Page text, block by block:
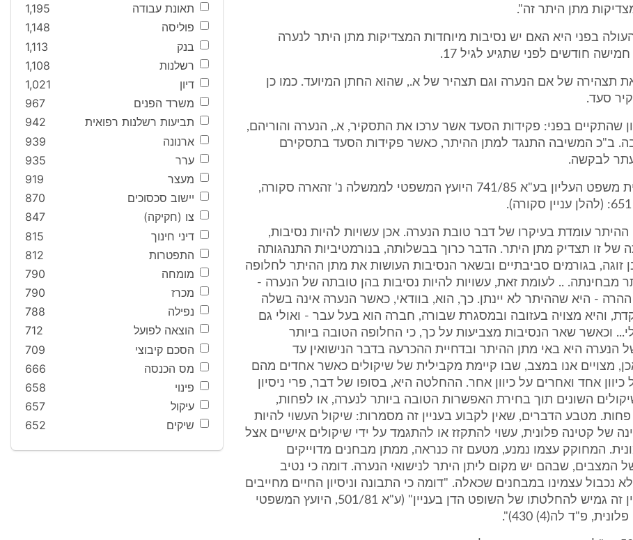
מתן היתר זה".
בפני היא האם יש נסיבות מיוחדות המצדיקות מתן היתר לנערה
חודשים לפני שתגיע לגיל 17.
את תצהירה של אם הנערה וגם תצהיר של א., שהוא החתן המיועד. כמו כן
סעד.
שהתקיים בפני: פקידות הסעד אשר ערכו את התסקיר, א., הנערה והוריהם,
ב"כ המשיבה התנגד למתן ההיתר, כאשר פקידות הסעד בתסקירם
לבקשה.
5. לדברי בית משפט העליון בע"א 741/85 היועץ המשפטי לממשלה נ' זהארה סקורה,
ההיתר עומדת בעיקרו של דבר טובת הנערה. אכן עשויות להיות נסיבות,
של זו תצדיק מתן היתר. הדבר כרוך בבשלותה, בנורמטיביות התנהגותה
זוגה, בגורמים סביבתיים ובשאר הנסיבות העושות את מתן ההיתר לחלופה
מבחינתה. .. לעומת זאת, עשויות להיות נסיבות בהן טובתה של הנערה -
- היא שההיתר לא יינתן. כך, הוא, בוודאי, כאשר הנערה אינה בשלה
והיא מצויה בעזובה ובמסגרת שבורה, חברה הוא בעל עבר - ואולי גם
וכאשר שאר הנסיבות מצביעות על כך, כי החלופה הטובה ביותר
הנערה היא באי מתן ההיתר ובדחיית ההכרעה בדבר הנישואין עד
מצויים אנו במצב, שבו קיימת מקבילית של שיקולים כאשר אחדים מהם
כיוון אחד ואחרים על כיוון אחר. ההחלטה היא, בסופו של דבר, פרי ניסיון
השונים תוך בחירת האפשרות הטובה ביותר לנערה, או לפחות,
מטבע הדברים, שאין לקבוע בעניין זה מסמרות: שיקול העשוי להיות
של קטינה פלונית, עשוי להתקזז או להתגמד על ידי שיקולים אישיים אצל
המחוקק עצמו נמנע, מטעם זה כנראה, ממתן מבחנים מדוייקים
המצבים, שבהם יש מקום ליתן היתר לנישואי הנערה. דומה כי נטיב
נכבול עצמינו במבחנים שכאלה. "דומה כי התבונה וניסיון החיים מחייבים
השארת עניין זה גמיש להחלטתו של השופט הדן בעניין" (ע"א 501/81, היועץ המשפטי
פ"ד לה(4) 430)".
תאונת עבודה
1,195
פוליסה
1,148
בנק
1,113
רשלנות
1,108
דיון
1,021
משרד הפנים
967
תביעות רשלנות רפואית
942
ארנונה
939
ערר
935
מעצר
919
יישוב סכסוכים
870
צו (חקיקה)
847
דיני חינוך
815
התפטרות
812
מומחה
790
מכרז
790
נפילה
788
הוצאה לפועל
712
הסכם קיבוצי
709
מס הכנסה
666
פינוי
658
עיקול
657
שיקים
652